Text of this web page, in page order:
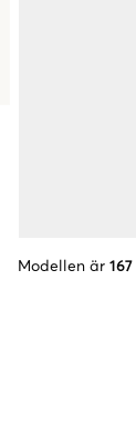
Modellen är 167